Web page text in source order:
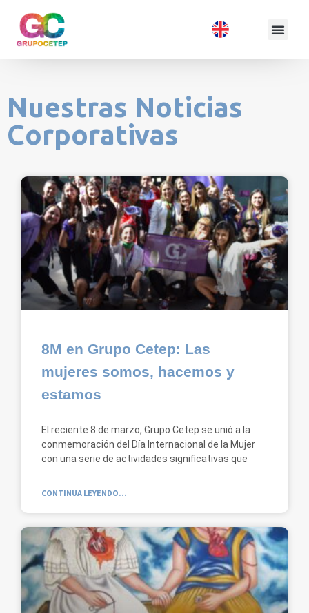
Nuestras Noticias
Corporativas
8M en Grupo Cetep: Las
mujeres somos, hacemos y
estamos
El reciente 8 de marzo, Grupo Cetep se unió a la
conmemoración del Día Internacional de la Mujer
con una serie de actividades significativas que
CONTINUA LEYENDO...